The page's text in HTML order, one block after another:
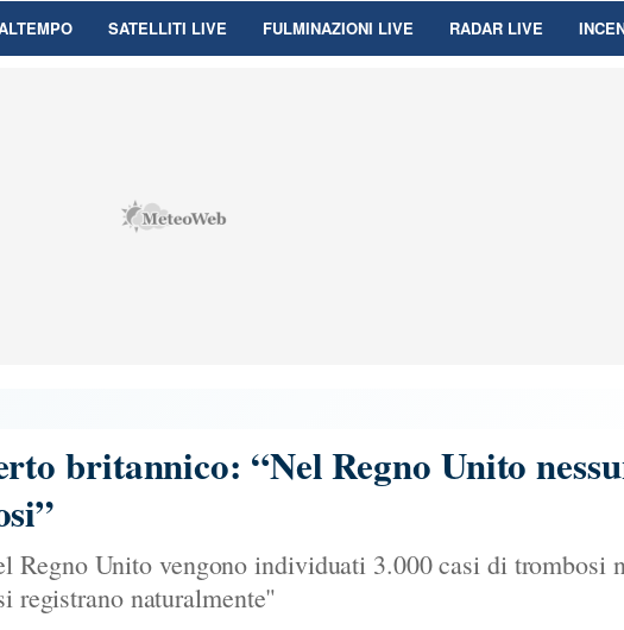
SATELLITI LIVE FULMINAZIONI LIVE RADAR LIVE
britannico: “Nel Regno Unito
Regno Unito vengono individuati 3.000 casi di trombosi
registrano naturalmente"